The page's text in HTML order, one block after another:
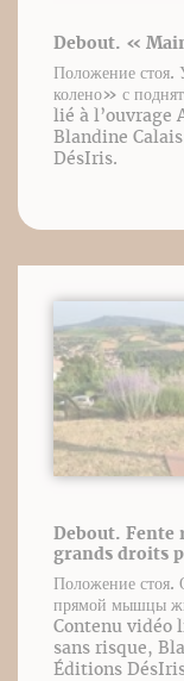
Debout. «
Положение
колено» с
lié à l’ouvrage
Blandine
DésIris.
Debout. Fente
grands droits
Положение стоя.
прямой мышцы
Contenu vidéo
sans risque,
Éditions